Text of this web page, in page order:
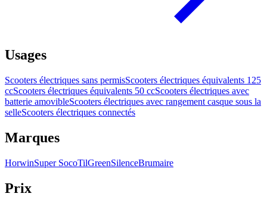
Usages
Scooters électriques sans permisScooters électriques équivalents 125
ccScooters électriques équivalents 50 ccScooters électriques avec
batterie amovibleScooters électriques avec rangement casque sous la
selleScooters électriques connectés
Marques
HorwinSuper SocoTilGreenSilenceBrumaire
Prix